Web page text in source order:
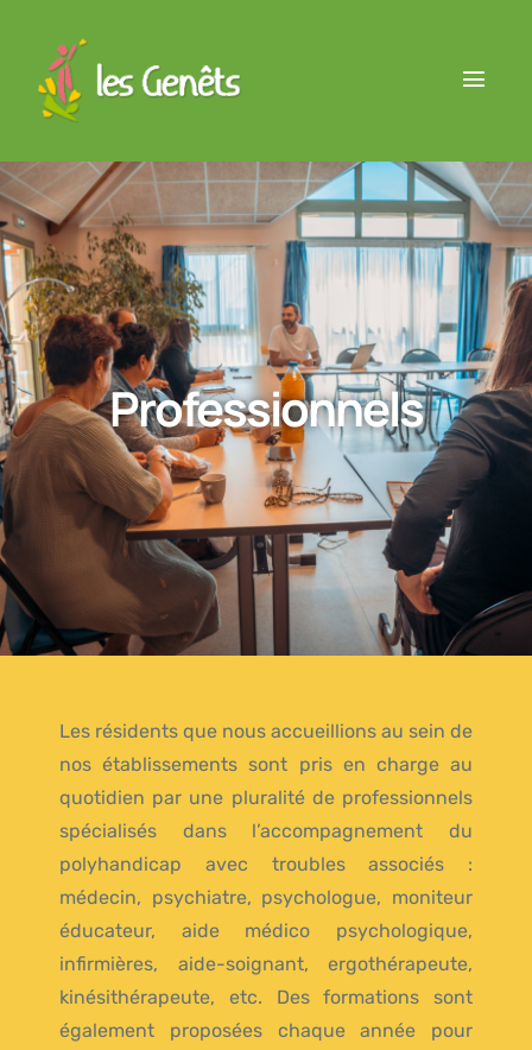
Professionnels
Les résidents que nous accueillions au sein de
nos établissements sont pris en charge au
quotidien par une pluralité de professionnels
spécialisés dans l’accompagnement du
polyhandicap avec troubles associés :
médecin, psychiatre, psychologue, moniteur
éducateur, aide médico psychologique,
infirmières, aide-soignant, ergothérapeute,
kinésithérapeute, etc. Des formations sont
également proposées chaque année pour